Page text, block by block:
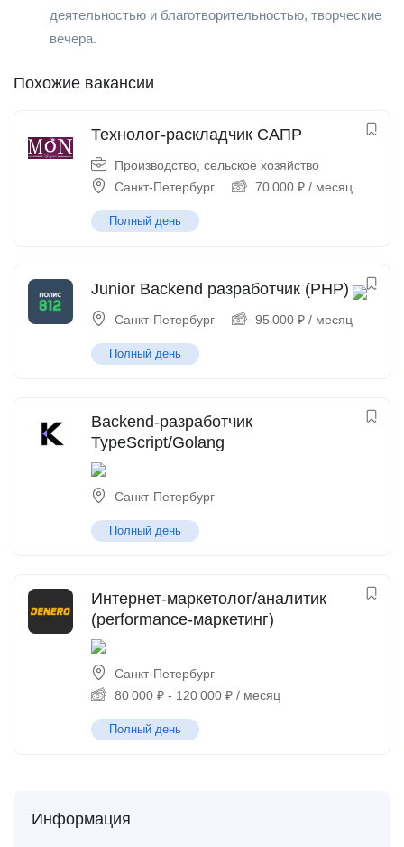
деятельностью и благотворительностью, творческие
вечера.
Похожие вакансии
Технолог-раскладчик САПР
Производство, сельское хозяйство
Санкт-Петербург
70 000 ₽ / месяц
Полный день
Junior Backend разработчик (PHP)
Санкт-Петербург 95 000 ₽ / месяц
Полный день
Backend-разработчик
TypeScript/Golang
Санкт-Петербург
Полный день
Интернет-маркетолог/аналитик
(performance-маркетинг)
Санкт-Петербург
80 000 ₽ - 120 000 ₽ / месяц
Полный день
Информация